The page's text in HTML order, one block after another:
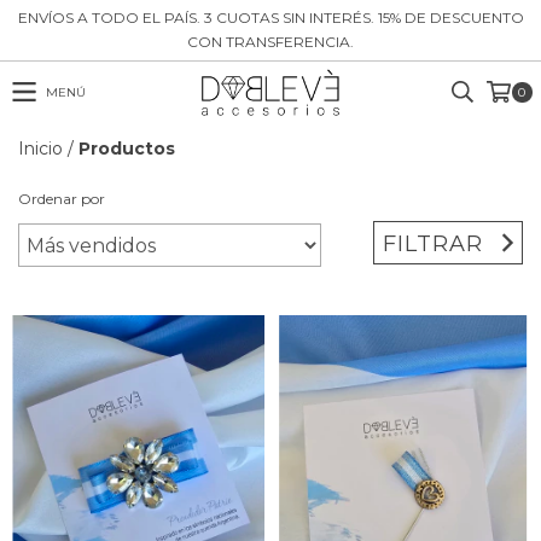
ENVÍOS A TODO EL PAÍS. 3 CUOTAS SIN INTERÉS. 15% DE DESCUENTO
CON TRANSFERENCIA.
MENÚ 0
Inicio / Productos
Ordenar por
FILTRAR